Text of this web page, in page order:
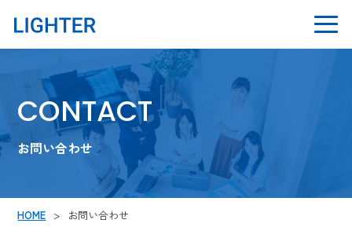
CONTACT
お問い合わせ
HOME お問い合わせ